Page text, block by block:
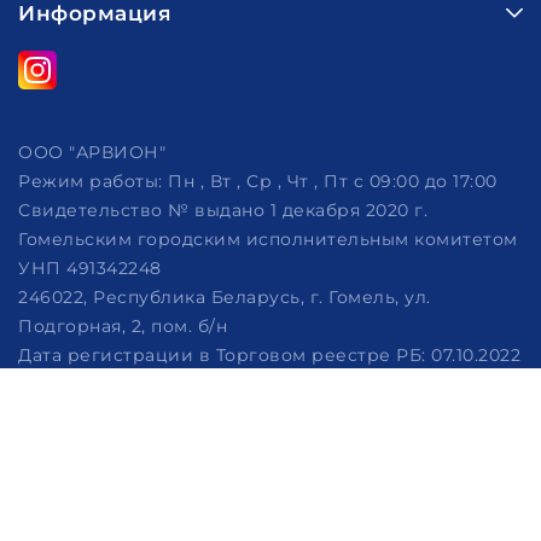
Информация
ООО "АРВИОН"
Режим работы: Пн , Вт , Ср , Чт , Пт c 09:00 до 17:00
Свидетельство № выдано 1 декабря 2020 г.
Гомельским городским исполнительным комитетом
УНП 491342248
246022, Республика Беларусь, г. Гомель, ул.
Подгорная, 2, пом. б/н
Дата регистрации в Торговом реестре РБ: 07.10.2022